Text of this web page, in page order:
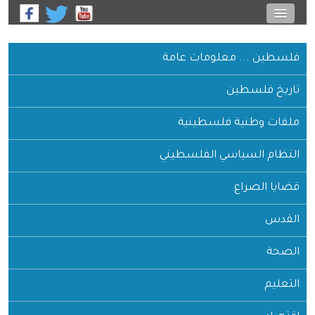
معلومات عامة
فلسطينية
الفلسطيني